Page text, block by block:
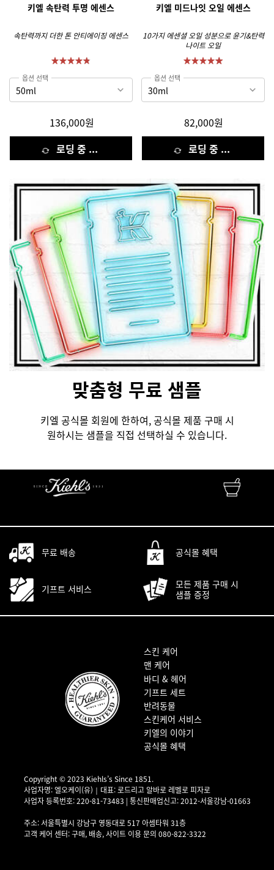
키엘 속탄력 투명 에센스
속탄력까지 더한 톤 안티에이징 에센스
옵션 선택
136,000원
로딩 중 ...
키엘 미드나잇 오일 에센스
10가지 에센셜 오일 성분으로 윤기&탄력
나이트 오일
옵션 선택
82,000원
로딩 중 ...
맞춤형 무료 샘플
키엘 공식몰 회원에 한하여, 공식몰 제품 구매 시
원하시는 샘플을 직접 선택하실 수 있습니다.
무료 배송 공식몰 혜택
기프트 서비스
모든 제품 구매 시
샘플 증정
스킨 케어
맨 케어
바디 & 헤어
기프트 세트
반려동물
스킨케어 서비스
키엘의 이야기
공식몰 혜택
Copyright © 2023 Kiehls’s Since 1851.
사업자명: 엘오케이(유)｜대표: 로드리고 알바로 레벨로 피자로
사업자 등록번호: 220-81-73483 | 통신판매업신고: 2012-서울강남-01663
주소: 서울특별시 강남구 영동대로 517 아셈타워 31층
고객 케어 센터: 구매, 배송, 사이트 이용 문의 080-822-3322